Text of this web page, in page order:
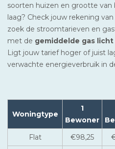
soorten huizen en grootte van
laag? Check jouw rekening
zoek de stroomtarieven en
met de gemiddelde gas
Ligt jouw tarief hoger of juist
verwachte energieverbruik in
Woningtype
1
Bewoner
Flat
€98,25